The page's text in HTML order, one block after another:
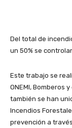
Del total de
un 50% se
Este trabajo se
ONEMI, Bomberos
también se han
Incendios
prevención a